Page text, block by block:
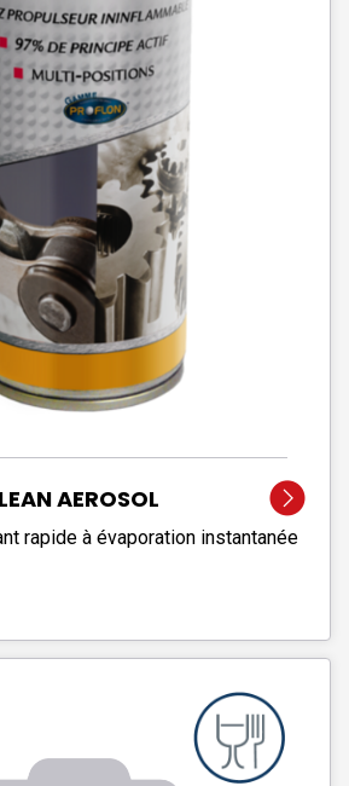
AEROSOL
rapide à évaporation instantanée